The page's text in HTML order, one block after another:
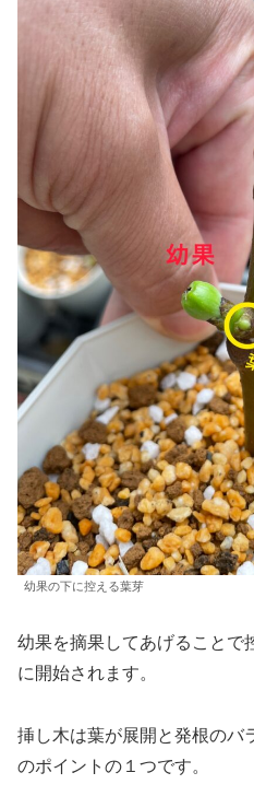
幼果の下に控える葉芽
幼果を摘果してあげることで
に開始されます。
挿し木は葉が展開と発根のバ
のポイントの１つです。